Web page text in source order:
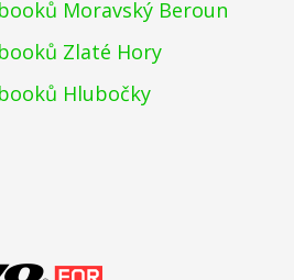
Moravský Beroun
Zlaté Hory
Hlubočky